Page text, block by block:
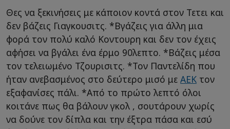
Θες να ξεκινήσεις με κάποιον κοντά στον Τετει και
δεν βάζεις Γιαγκουσιτς. *Βγάζεις για άλλη μια
φορά τον πολύ καλό Κοντουρη και δεν τον έχεις
αφήσει να βγάλει ένα έρμο 90λεπτο. *Βάζεις μέσα
τον τελειωμένο Τζουρισιτς. *Τον Παντελίδη που
ήταν ανεβασμένος στο δεύτερο μισό με ΑΕΚ τον
εξαφανίσες πάλι. *Από το πρώτο λεπτό όλοι
κοιτάνε πως θα βάλουν γκολ , σουτάρουν χωρίς
να δούνε τον δίπλα και την έξτρα πάσα και εσύ